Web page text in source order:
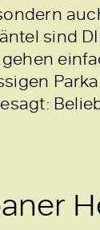
sind